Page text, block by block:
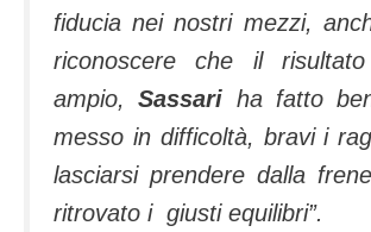
fiducia nei nostri mezzi,
riconoscere che il
ampio,Sassari ha fatto
messo in difficoltà, bravi i
lasciarsi prendere dalla
ritrovato i giusti equilibri”.